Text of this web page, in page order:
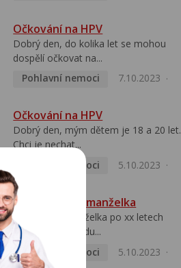
Očkování na HPV
Dobrý den, do kolika let se mohou
dospělí očkovat na...
Pohlavní nemoci
7.10.2023
Očkování na HPV
Dobrý den, mým dětem je 18 a 20 let.
Chci je nechat...
Pohlavní nemoci
5.10.2023
HPV pozitivní manželka
Dobrý den, manželka po xx letech
přivezla z Východu...
Pohlavní nemoci
5.10.2023